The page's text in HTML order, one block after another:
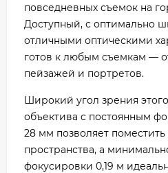
повседневных съемок на
Доступный, с оптимально
отличными оптическими
готов к любым съемкам —
пейзажей и портретов.
Широкий угол зрения
объектива с постоянным
28 мм позволяет
пространства, а
фокусировки 0,19 м